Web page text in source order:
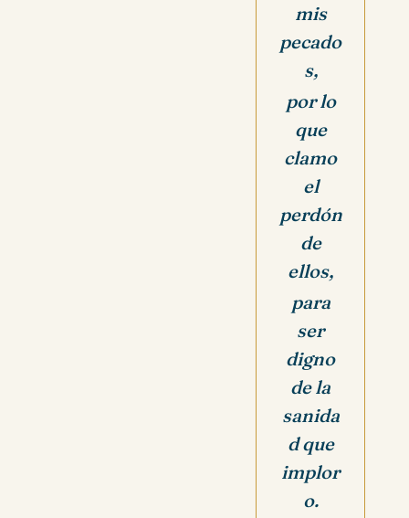
mis
pecado
s,
por lo
que
clamo
el
perdón
de
ellos,
para
ser
digno
de la
sanida
d que
implor
o.